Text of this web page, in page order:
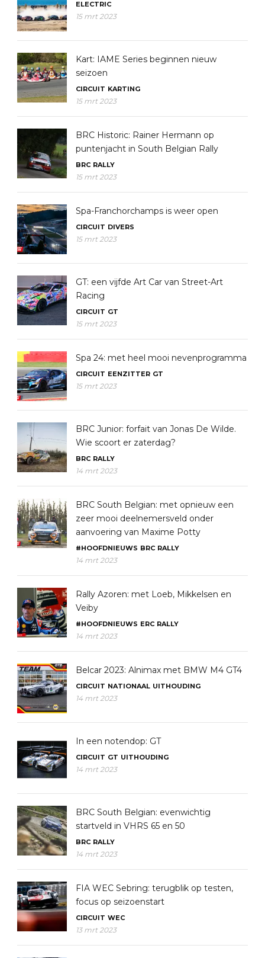
ELECTRIC
15 mrt 2023
Kart: IAME Series beginnen nieuw
seizoen
CIRCUIT KARTING
15 mrt 2023
BRC Historic: Rainer Hermann op
puntenjacht in South Belgian Rally
BRC RALLY
15 mrt 2023
Spa-Franchorchamps is weer open
CIRCUIT DIVERS
15 mrt 2023
GT: een vijfde Art Car van Street-Art
Racing
CIRCUIT GT
15 mrt 2023
Spa 24: met heel mooi nevenprogramma
CIRCUIT EENZITTER GT
15 mrt 2023
BRC Junior: forfait van Jonas De Wilde.
Wie scoort er zaterdag?
BRC RALLY
14 mrt 2023
BRC South Belgian: met opnieuw een
zeer mooi deelnemersveld onder
aanvoering van Maxime Potty
#HOOFDNIEUWS BRC RALLY
14 mrt 2023
Rally Azoren: met Loeb, Mikkelsen en
Veiby
#HOOFDNIEUWS ERC RALLY
14 mrt 2023
Belcar 2023: Alnimax met BMW M4 GT4
CIRCUIT NATIONAAL UITHOUDING
14 mrt 2023
In een notendop: GT
CIRCUIT GT UITHOUDING
14 mrt 2023
BRC South Belgian: evenwichtig
startveld in VHRS 65 en 50
BRC RALLY
14 mrt 2023
FIA WEC Sebring: terugblik op testen,
focus op seizoenstart
CIRCUIT WEC
13 mrt 2023